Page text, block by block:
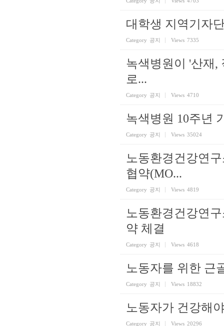
대학생 지역기자
Category 공지 Views 7335
녹색병원이 '산재,
로...
Category 공지 Views 4710
녹색병원 10주년
Category 공지 Views 35024
노동환경건강연
협약(MO...
Category 공지 Views 4819
노동환경건강연
약 체결
Category 공지 Views 4618
노동자를 위한 근
Category 공지 Views 18832
노동자가 건강해
Category 공지 Views 20296